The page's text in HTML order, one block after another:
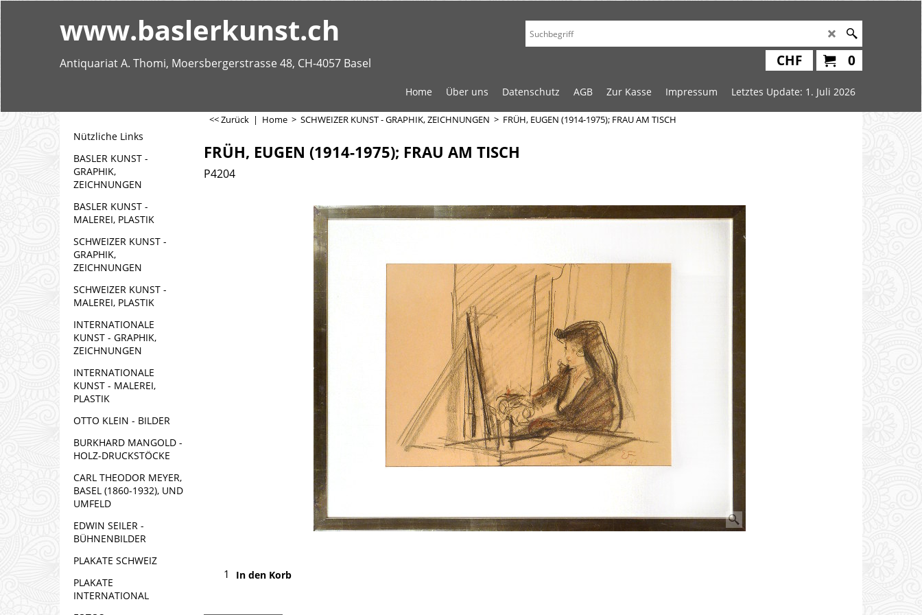
www.baslerkunst.ch
Antiquariat A. Thomi, Moersbergerstrasse 48, CH-4057 Basel 0
CHF
Home Über uns Datenschutz AGB Zur Kasse Impressum Letztes Update: 1. Juli 2026
Nützliche Links
BASLER KUNST -
GRAPHIK,
ZEICHNUNGEN
BASLER KUNST -
MALEREI, PLASTIK
SCHWEIZER KUNST -
GRAPHIK,
ZEICHNUNGEN
SCHWEIZER KUNST -
MALEREI, PLASTIK
INTERNATIONALE
KUNST - GRAPHIK,
ZEICHNUNGEN
INTERNATIONALE
KUNST - MALEREI,
PLASTIK
OTTO KLEIN - BILDER
BURKHARD MANGOLD -
HOLZ-DRUCKSTÖCKE
CARL THEODOR MEYER,
BASEL (1860-1932), UND
UMFELD
EDWIN SEILER -
BÜHNENBILDER
PLAKATE SCHWEIZ
PLAKATE
INTERNATIONAL
<< Zurück | Home > SCHWEIZER KUNST - GRAPHIK, ZEICHNUNGEN > FRÜH, EUGEN (1914-1975); FRAU AM TISCH
FRÜH, EUGEN (1914-1975); FRAU AM TISCH
P4204
In den Korb